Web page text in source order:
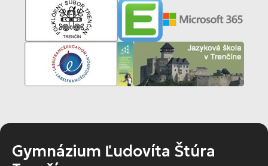
Gymnázium Ľudovíta Štúra